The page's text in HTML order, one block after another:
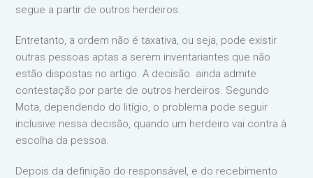
segue a partir de outros herdeiros.
Entretanto, a ordem não é taxativa, ou seja, pode existir
outras pessoas aptas a serem inventariantes que não
estão dispostas no artigo. A decisão ainda admite
contestação por parte de outros herdeiros. Segundo
Mota, dependendo do litígio, o problema pode seguir
inclusive nessa decisão, quando um herdeiro vai contra à
escolha da pessoa.
Depois da definição do responsável, e do recebimento